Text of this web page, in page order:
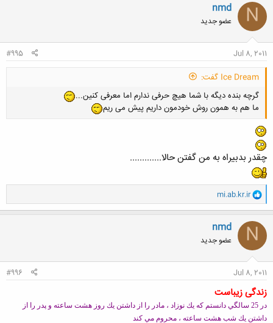
ن
ش
ه
ا
N
nmd
عضو جدید
Jul 8, 2011
#995
Ice Dream گفت:
گرچه بنده دیگه با شما هیچ حرفی ندارم اما معرفی کنین...
ما هم به همون روش خودمون داریم پیش می ریم
چقدر بدبیراه به من گفتن حالا.............
و
ا
ک
ن
ش
ه
ا
mi.ab.kr.ir
N
nmd
عضو جدید
Jul 8, 2011
#996
زندگی زیباست
در 25 سالگي دانستم كه يك نوزاد ، مادر را از داشتن يك روز هشت ساعته و پدر را از
داشتن يك شب هشت ساعته ، محروم مي كند